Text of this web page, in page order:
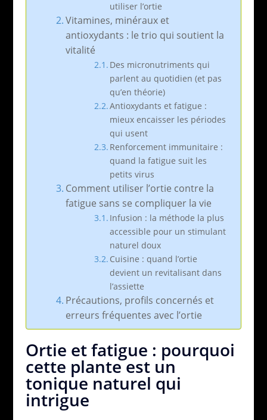
utiliser l’ortie
Vitamines, minéraux et
antioxydants : le trio qui soutient la
vitalité
Des micronutriments qui
parlent au quotidien (et pas
qu’en théorie)
Antioxydants et fatigue :
mieux encaisser les périodes
qui usent
Renforcement immunitaire :
quand la fatigue suit les
petits virus
Comment utiliser l’ortie contre la
fatigue sans se compliquer la vie
Infusion : la méthode la plus
accessible pour un stimulant
naturel doux
Cuisine : quand l’ortie
devient un revitalisant dans
l’assiette
Précautions, profils concernés et
erreurs fréquentes avec l’ortie
Ortie et fatigue : pourquoi
cette plante est un
tonique naturel qui
intrigue